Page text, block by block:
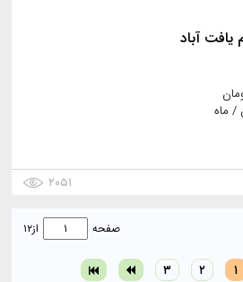
۲۰۵۱
۱ ۲ ۳
صفحه از۱۲